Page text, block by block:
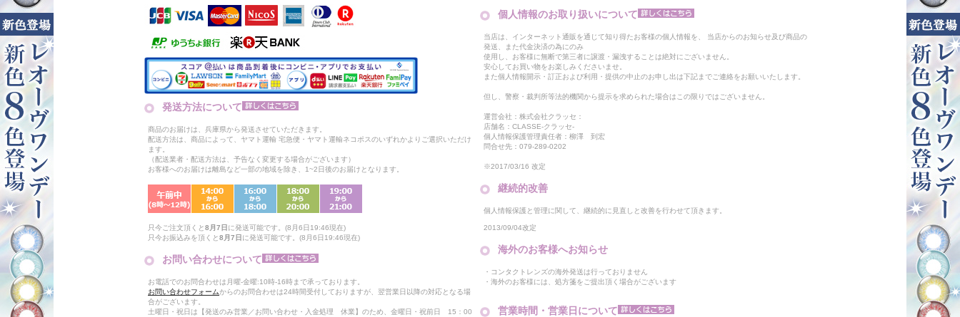
発送方法について
商品のお届けは、兵庫県から発送させていただきます。
配送方法は、商品によって、ヤマト運輸 宅急便・ヤマト運輸ネコポスのいずれかよりご選択いただけ
ます。
（配送業者・配送方法は、予告なく変更する場合がございます）
お客様へのお届けは離島など一部の地域を除き、1~2日後のお届けとなります。
只今ご注文頂くと8月7日 に発送可能です。(8月6日19:46現在)
只今お振込みを頂くと8月7日 に発送可能です。(8月6日19:46現在)
お問い合わせについて
お電話でのお問合わせは月曜-金曜:10時-16時まで承っております。
お問い合わせフォームからのお問合わせは24時間受付しておりますが、翌営業日以降の対応となる場
合がございます。
土曜日・祝日は【発送のみ営業／お問い合わせ・入金処理 休業】のため、金曜日・祝前日 15：00
個人情報のお取り扱いについて
当店は、インターネット通販を通じて知り得たお客様の個人情報を、 当店からのお知らせ及び商品の
発送、また代金決済の為にのみ
使用し、お客様に無断で第三者に譲渡・漏洩することは絶対にございません。
安心してお買い物をお楽しみくださいませ。
また個人情報開示・訂正および利用・提供の中止のお申し出は下記までご連絡をお願いいたします。
但し、警察・裁判所等法的機関から提示を求められた場合はこの限りではございません。
運営会社：株式会社クラッセ：
店舗名：CLASSE-クラッセ-
個人情報保護管理責任者：柳澤 到宏
問合せ先：079-289-0202
※2017/03/16 改定
継続的改善
個人情報保護と管理に関して、継続的に見直しと改善を行わせて頂きます。
2013/09/04改定
海外のお客様へお知らせ
・コンタクトレンズの海外発送は行っておりません
・海外のお客様には、処方箋をご提出頂く場合がございます
営業時間・営業日について